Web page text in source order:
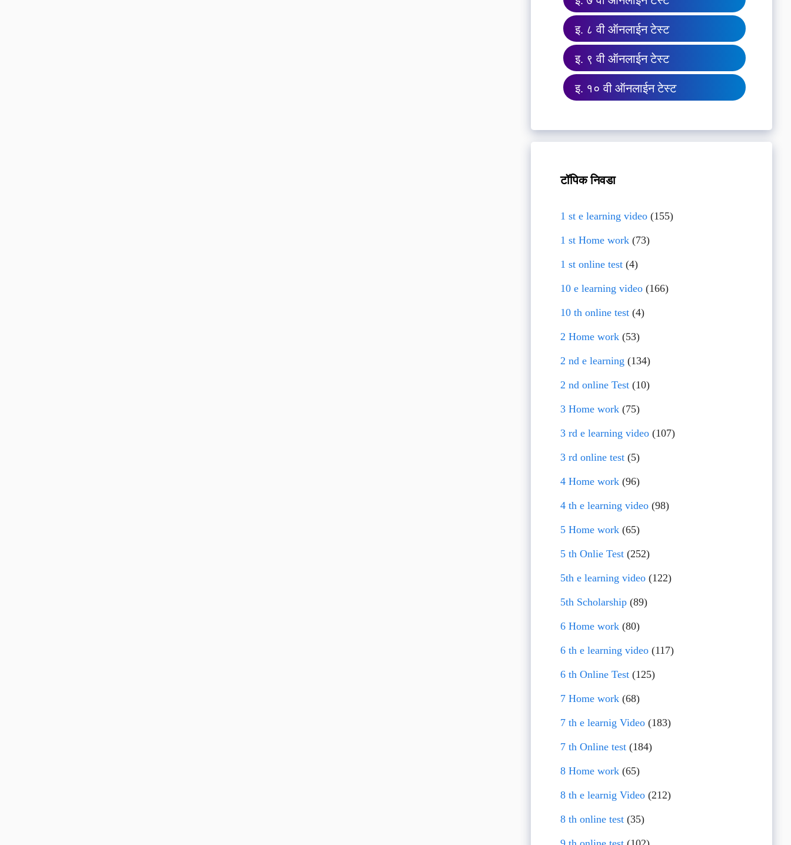
इ. ८ वी ऑनलाईन टेस्ट
इ. ९ वी ऑनलाईन टेस्ट
इ. १० वी ऑनलाईन टेस्ट
टॉपिक निवडा
1 st e learning video(155)
1 st Home work(73)
1 st online test(4)
10 e learning video(166)
10 th online test(4)
2 Home work(53)
2 nd e learning (134)
2 nd online Test(10)
3 Home work(75)
3 rd e learning video(107)
3 rd online test(5)
4 Home work(96)
4 th e learning video(98)
5 Home work(65)
5 th Onlie Test(252)
5th e learning video(122)
5th Scholarship(89)
6 Home work(80)
6 th e learning video(117)
6 th Online Test(125)
7 Home work(68)
7 th e learnig Video(183)
7 th Online test(184)
8 Home work(65)
8 th e learnig Video(212)
8 th online test(35)